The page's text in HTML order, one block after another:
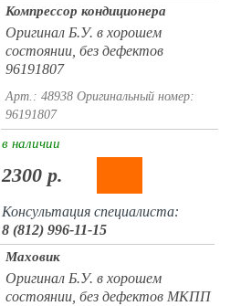
Компрессор кондиционера
Оригинал Б.У. в хорошем
состоянии, без дефектов
96191807
Арт.: 48938 Оригинальный номер:
96191807
в наличии
2300 р.
Консультация специалиста:
8 (812) 996-11-15
Маховик
Оригинал Б.У. в хорошем
состоянии, без дефектов МКПП